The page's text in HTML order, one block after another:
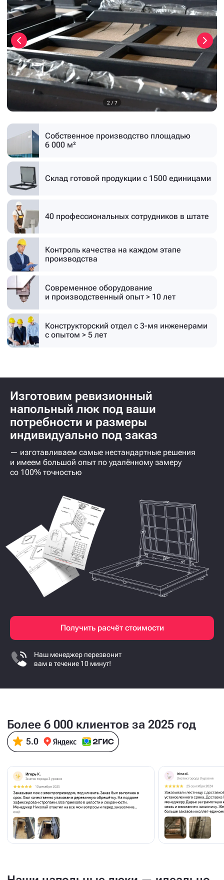
3 / 7
Собственное производство площадью
6 000 м²
Склад готовой продукции с 1500 единицами
40 профессиональных сотрудников в штате
Контроль качества на каждом этапе
производства
Современное оборудование
и производственный опыт > 10 лет
Конструкторский отдел с 3-мя инженерами
с опытом > 5 лет
Изготовим ревизионный
напольный люк под ваши
потребности и размеры
индивидуально под заказ
— изготавливаем самые нестандартные решения
и имеем большой опыт по удалённому замеру
со 100% точностью
Получить расчёт стоимости
Наш менеджер перезвонит
вам в течение 10 минут!
Более 6 000 клиентов за 2025 год